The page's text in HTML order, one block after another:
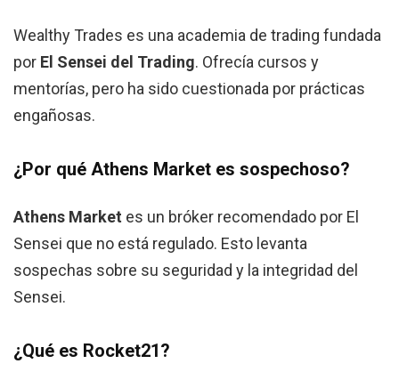
Wealthy Trades es una academia de trading fundada
por El Sensei del Trading. Ofrecía cursos y
mentorías, pero ha sido cuestionada por prácticas
engañosas.
¿Por qué Athens Market es sospechoso?
Athens Market es un bróker recomendado por El
Sensei que no está regulado. Esto levanta
sospechas sobre su seguridad y la integridad del
Sensei.
¿Qué es Rocket21?